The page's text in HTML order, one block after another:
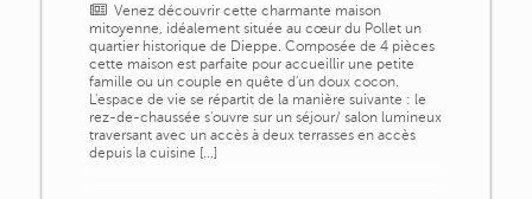
Venez découvrir cette charmante maison
mitoyenne, idéalement située au cœur du Pollet un
quartier historique de Dieppe. Composée de 4 pièces
cette maison est parfaite pour accueillir une petite
famille ou un couple en quête d'un doux cocon.
L'espace de vie se répartit de la manière suivante : le
rez-de-chaussée s'ouvre sur un séjour/ salon lumineux
traversant avec un accès à deux terrasses en accès
depuis la cuisine [...]